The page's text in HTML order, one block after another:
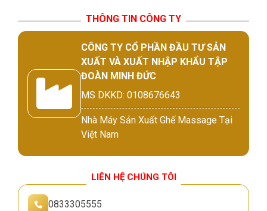
THÔNG TIN CÔNG TY
CÔNG TY CỔ PHẦN ĐẦU TƯ SẢN
XUẤT VÀ XUẤT NHẬP KHẨU TẬP
ĐOÀN MINH ĐỨC
MS DKKD: 0108676643
Nhà Máy Sản Xuất Ghế Massage Tại
Việt Nam
LIÊN HỆ CHÚNG TÔI
0833305555